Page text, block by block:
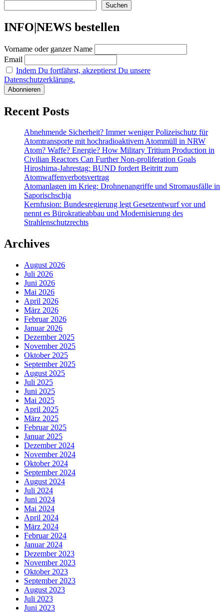
Suchen
INFO|NEWS bestellen
Vorname oder ganzer Name
Email
Indem Du fortfährst, akzeptierst Du unsere
Datenschutzerklärung.
Recent Posts
Abnehmende Sicherheit? Immer weniger Polizeischutz für
Atomtransporte mit hochradioaktivem Atommüll in NRW
Atom? Waffe? Energie? How Military Tritium Production in
Civilian Reactors Can Further Non-proliferation Goals
Hiroshima-Jahrestag: BUND fordert Beitritt zum
Atomwaffenverbotsvertrag
Atomanlagen im Krieg: Drohnenangriffe und Stromausfälle in
Saporischschja
Kernfusion: Bundesregierung legt Gesetzentwurf vor und
nennt es Bürokratieabbau und Modernisierung des
Strahlenschutzrechts
Archives
August 2026
Juli 2026
Juni 2026
Mai 2026
April 2026
März 2026
Februar 2026
Januar 2026
Dezember 2025
November 2025
Oktober 2025
September 2025
August 2025
Juli 2025
Juni 2025
Mai 2025
April 2025
März 2025
Februar 2025
Januar 2025
Dezember 2024
November 2024
Oktober 2024
September 2024
August 2024
Juli 2024
Juni 2024
Mai 2024
April 2024
März 2024
Februar 2024
Januar 2024
Dezember 2023
November 2023
Oktober 2023
September 2023
August 2023
Juli 2023
Juni 2023